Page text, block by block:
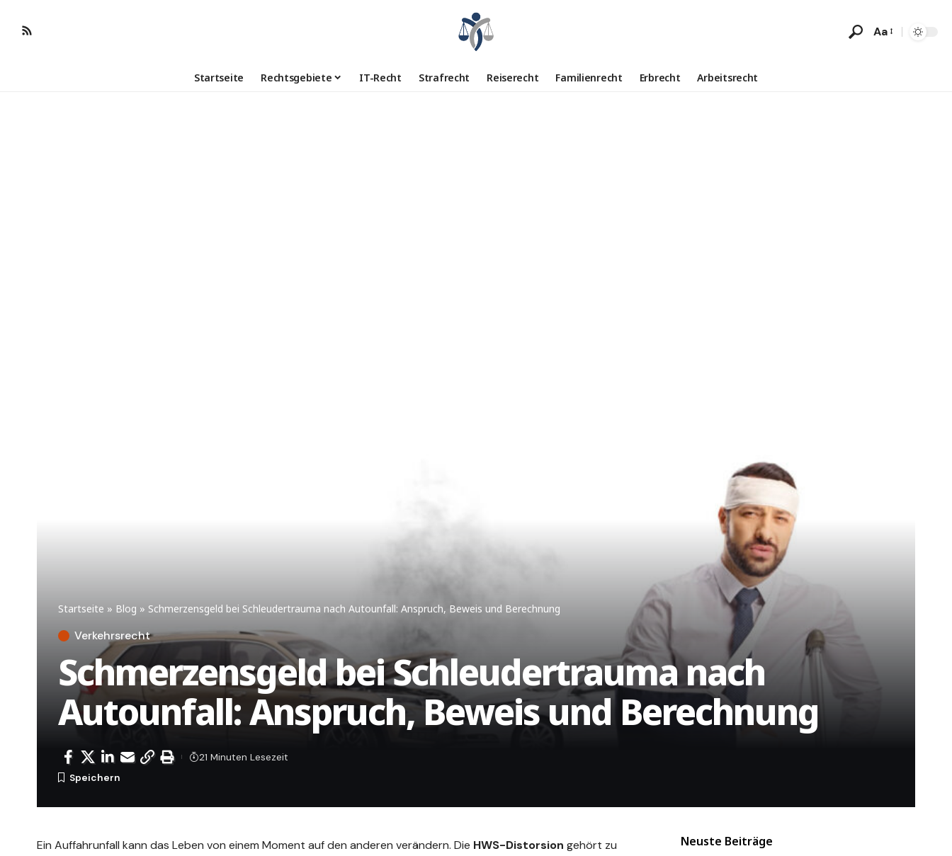
Aa
Startseite Rechtsgebiete IT-Recht Strafrecht Reiserecht Familienrecht Erbrecht Arbeitsrecht
Startseite » Blog » Schmerzensgeld bei Schleudertrauma nach Autounfall: Anspruch, Beweis und Berechnung
Verkehrsrecht
Schmerzensgeld bei Schleudertrauma nach
Autounfall: Anspruch, Beweis und Berechnung
21 Minuten Lesezeit
Ein Auffahrunfall kann das Leben von einem Moment auf den anderen verändern. Die HWS-Distorsion gehört zu
Neuste Beiträge